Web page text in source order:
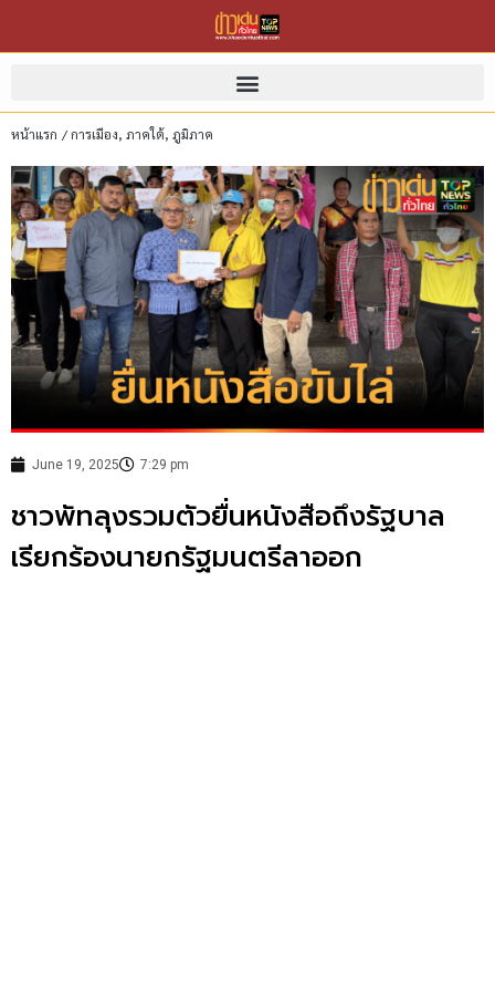
หน้าแรก /การเมือง, ภาคใต้, ภูมิภาค
June 19, 2025 7:29 pm
ชาวพัทลุงรวมตัวยื่นหนังสือถึงรัฐบาล
เรียกร้องนายกรัฐมนตรีลาออก